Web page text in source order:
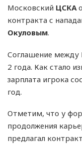
Московский ЦСКА
контракта с
Окуловым.
Соглашение между
2 года. Как стало
зарплата игрока
год.
Отметим, что у
продолжения
предлагал